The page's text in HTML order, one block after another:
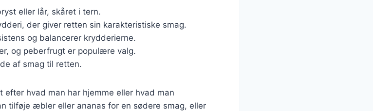
eller lår, skåret i tern.
der giver retten sin karakteristiske smag.
og balancerer krydderierne.
og peberfrugt er populære valg.
af smag til retten.
efter hvad man har hjemme eller hvad man
tilføje æbler eller ananas for en sødere smag, eller